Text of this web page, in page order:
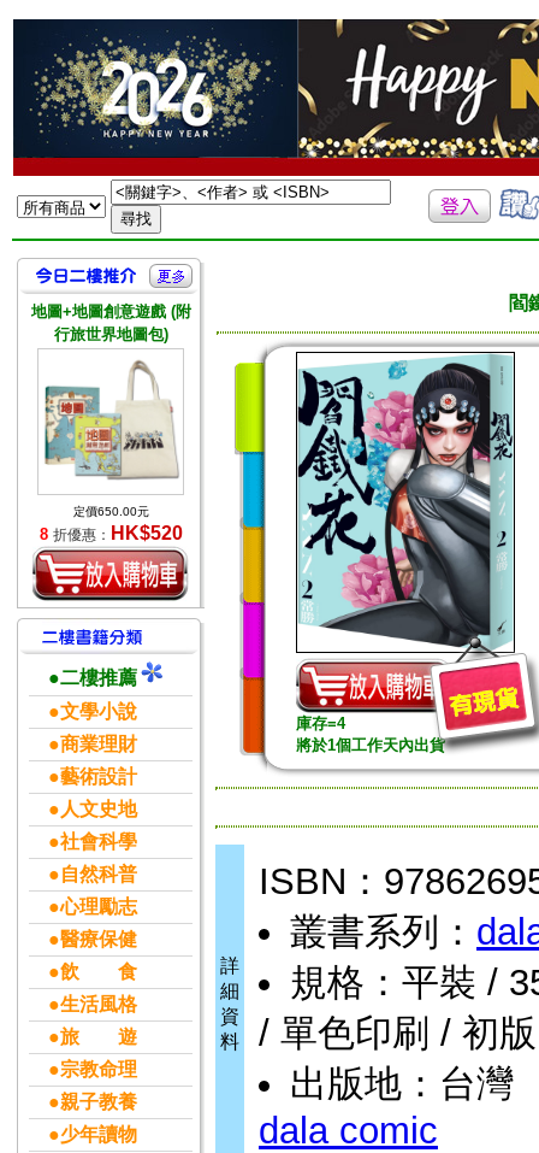
地圖+地圖創意遊戲 (附
行旅世界地圖包)
定價650.00元
8 折優惠： HK$520
●二樓推薦
●文學小說
●商業理財
●藝術設計
●人文史地
●社會科學
●自然科普
●心理勵志
●醫療保健
●飲 食
●生活風格
●旅 遊
●宗教命理
●親子教養
●少年讀物
閻
庫存=4
將於1個工作天內出貨
詳
細
資
料
ISBN：
叢書系列：
規格：平裝 /
/ 單色印刷 / 初版
出版地：台灣
dala comic